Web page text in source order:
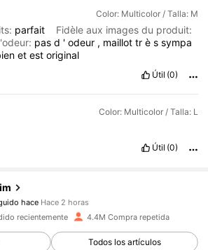
Color: Multicolor / Talla: M
parfait
Fidèle aux images du produit:
pasd 'odeur , maillottrèssympa
etestoriginal
Útil (0)
Color: Multicolor / Talla: L
Útil (0)
hace Hace 2 horas
navegando
recientemente 4.4M Compra repetida
Todos los artículos